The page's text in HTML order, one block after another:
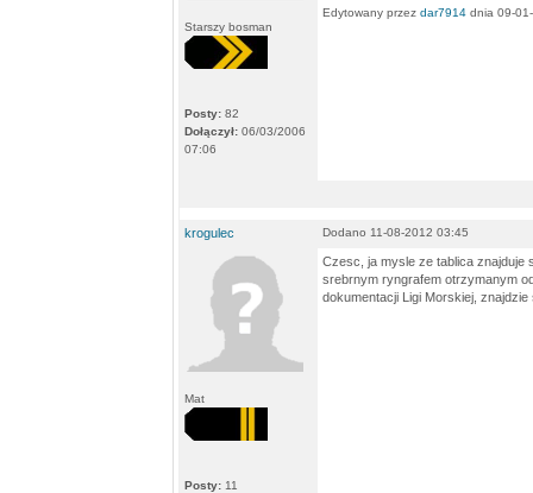
Starszy bosman
Posty: 82
Dołączył: 06/03/2006
07:06
Edytowany przez dar7914 dnia 09-
krogulec Dodano 11-08-2012 03:45
Mat
Posty: 11
Czesc, ja mysle ze tablica znajduje
srebrnym ryngrafem otrzymanym
dokumentacji Ligi Morskiej,